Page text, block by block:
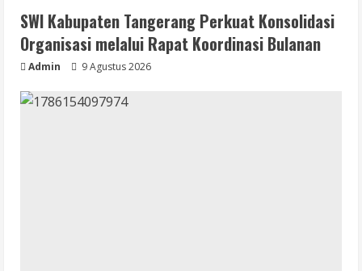
SWI Kabupaten Tangerang Perkuat Konsolidasi
Organisasi melalui Rapat Koordinasi Bulanan
Admin 9 Agustus 2026